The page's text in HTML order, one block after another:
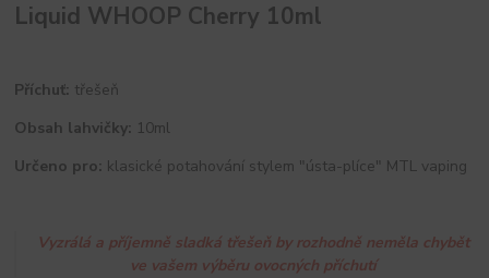
Liquid WHOOP Cherry 10ml
Příchuť: třešeň
Obsah lahvičky: 10ml
Určeno pro: klasické potahování stylem "ústa-plíce" MTL vaping
Vyzrálá a příjemně sladká třešeň by rozhodně neměla chybět
ve vašem výběru ovocných příchutí